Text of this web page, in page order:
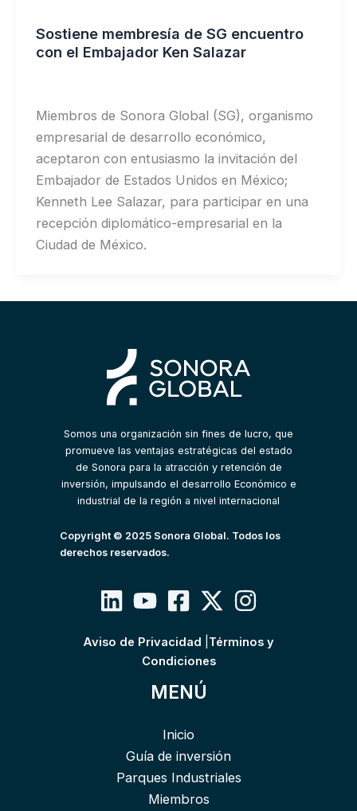
Sostiene membresía de SG encuentro
con el Embajador Ken Salazar
Miembros de Sonora Global (SG), organismo
empresarial de desarrollo económico,
aceptaron con entusiasmo la invitación del
Embajador de Estados Unidos en México;
Kenneth Lee Salazar, para participar en una
recepción diplomático-empresarial en la
Ciudad de México.
Somos una organización sin fines de lucro, que
promueve las ventajas estratégicas del estado
de Sonora para la atracción y retención de
inversión, impulsando el desarrollo Económico e
industrial de la región a nivel internacional
Copyright © 2025 Sonora Global. Todos los
derechos reservados.
Aviso de Privacidad
Términos y
Condiciones
MENÚ
Inicio
Guía de inversión
Parques Industriales
Miembros